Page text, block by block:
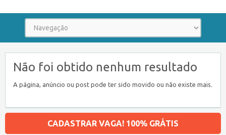
Não foi obtido nenhum resultado
A página, anúncio ou post pode ter sido movido ou não existe mais.
CADASTRAR VAGA! 100% GRÁTIS